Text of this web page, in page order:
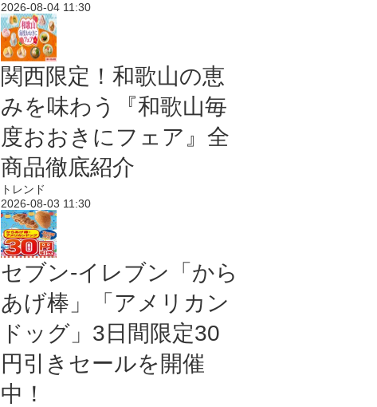
2026-08-04 11:30
関西限定！和歌山の恵
みを味わう『和歌山毎
度おおきにフェア』全
商品徹底紹介
トレンド
2026-08-03 11:30
セブン‐イレブン「から
あげ棒」「アメリカン
ドッグ」3日間限定30
円引きセールを開催
中！